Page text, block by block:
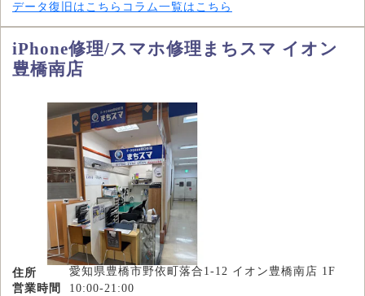
データ復旧はこちら コラム一覧はこちら
iPhone修理/スマホ修理まちスマ イオン
豊橋南店
住所
愛知県豊橋市野依町落合1-12 イオン豊橋南店 1F
営業時間
10:00-21:00